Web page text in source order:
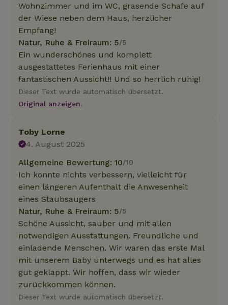
Wohnzimmer und im WC, grasende Schafe auf
der Wiese neben dem Haus, herzlicher
Empfang!
Natur, Ruhe & Freiraum: 5/5
Ein wunderschönes und komplett
ausgestattetes Ferienhaus mit einer
fantastischen Aussicht!! Und so herrlich ruhig!
Dieser Text wurde automatisch übersetzt.
Original anzeigen.
Toby Lorne
4. August 2025
Allgemeine Bewertung: 10/10
Ich konnte nichts verbessern, vielleicht für
einen längeren Aufenthalt die Anwesenheit
eines Staubsaugers
Natur, Ruhe & Freiraum: 5/5
Schöne Aussicht, sauber und mit allen
notwendigen Ausstattungen. Freundliche und
einladende Menschen. Wir waren das erste Mal
mit unserem Baby unterwegs und es hat alles
gut geklappt. Wir hoffen, dass wir wieder
zurückkommen können.
Dieser Text wurde automatisch übersetzt.